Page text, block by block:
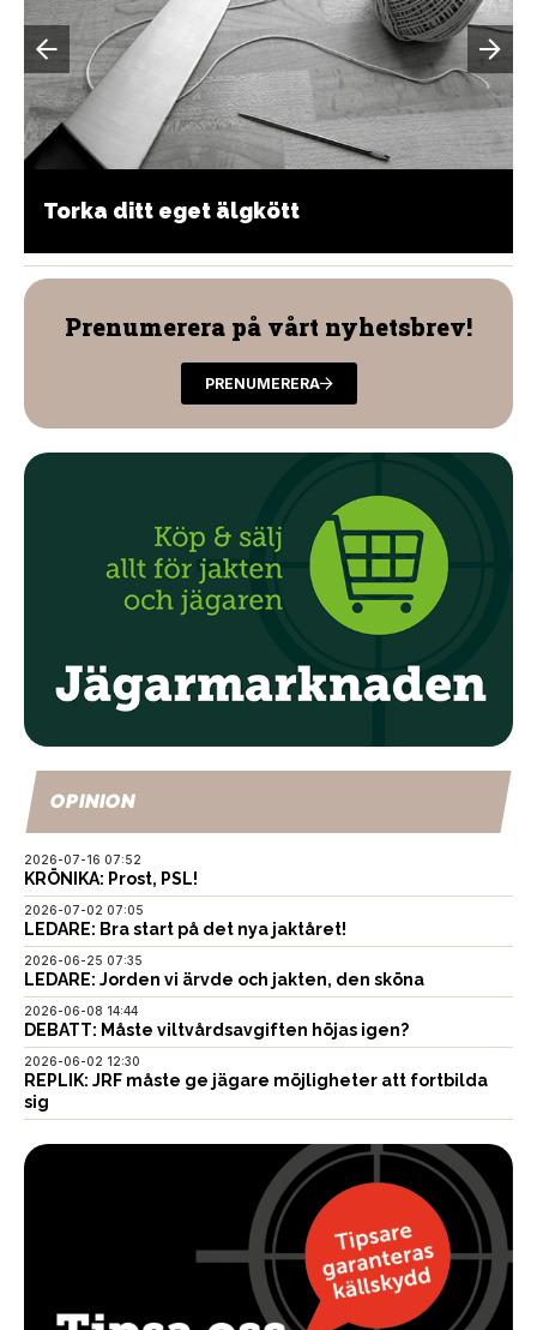
Torka ditt eget älgkött
Prenumerera på vårt nyhetsbrev!
PRENUMERERA
OPINION
2026-07-16 07:52
KRÖNIKA: Prost, PSL!
2026-07-02 07:05
LEDARE: Bra start på det nya jaktåret!
2026-06-25 07:35
LEDARE: Jorden vi ärvde och jakten, den sköna
2026-06-08 14:44
DEBATT: Måste viltvårdsavgiften höjas igen?
2026-06-02 12:30
REPLIK: JRF måste ge jägare möjligheter att fortbilda
sig